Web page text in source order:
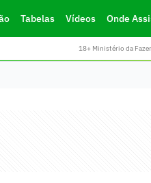
Tabelas Vídeos Onde
18+ Ministério da